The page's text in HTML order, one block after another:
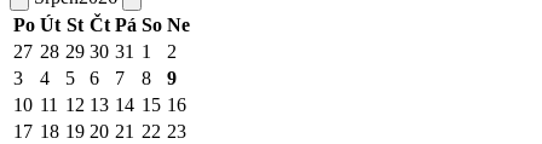
Po Út St Čt Pá So Ne
27 28 29 30 31 1
2
3
4 5 6 7 8
9
10 11 12 13 14 15 16
17 18 19 20 21 22 23